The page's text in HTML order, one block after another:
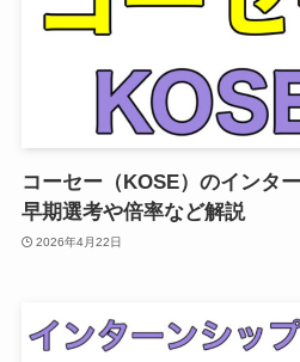
コーセー（KOSE）のインタ
早期選考や倍率など解説
2026年4月22日